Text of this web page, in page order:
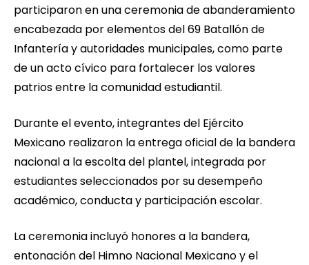
participaron en una ceremonia de abanderamiento
encabezada por elementos del 69 Batallón de
Infantería y autoridades municipales, como parte
de un acto cívico para fortalecer los valores
patrios entre la comunidad estudiantil.
Durante el evento, integrantes del Ejército
Mexicano realizaron la entrega oficial de la bandera
nacional a la escolta del plantel, integrada por
estudiantes seleccionados por su desempeño
académico, conducta y participación escolar.
La ceremonia incluyó honores a la bandera,
entonación del Himno Nacional Mexicano y el